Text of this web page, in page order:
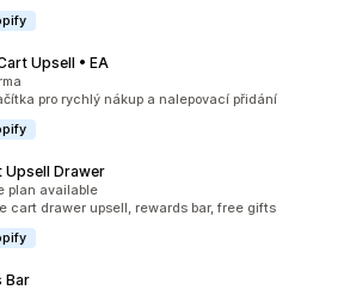
Upsell • EA
193
pro rychlý nákup a nalepovací přidání
Upsell Drawer
688
plan available
cart drawer upsell, rewards bar, free gifts
Bar